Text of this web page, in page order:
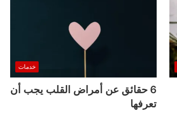
خدمات
6 حقائق عن أمراض القلب يجب أن
تعرفها